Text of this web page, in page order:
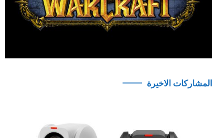
المشاركات الاخيرة